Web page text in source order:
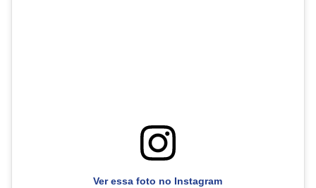
Ver essa foto no Instagram